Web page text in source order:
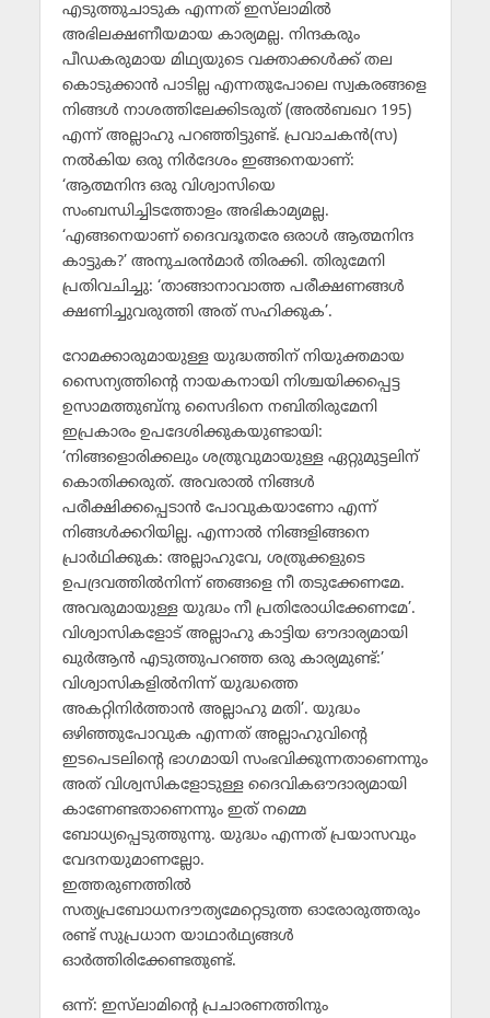
എടുത്തുചാടുക എന്നത് ഇസ്‌ലാമില്‍
അഭിലക്ഷണീയമായ കാര്യമല്ല. നിന്ദകരും
പീഡകരുമായ മിഥ്യയുടെ വക്താക്കള്‍ക്ക് തല
കൊടുക്കാന്‍ പാടില്ല എന്നതുപോലെ സ്വകരങ്ങളെ
നിങ്ങള്‍ നാശത്തിലേക്കിടരുത് (അല്‍ബഖറ 195)
എന്ന് അല്ലാഹു പറഞ്ഞിട്ടുണ്ട്. പ്രവാചകന്‍(സ)
നല്‍കിയ ഒരു നിര്‍ദേശം ഇങ്ങനെയാണ്:
‘ആത്മനിന്ദ ഒരു വിശ്വാസിയെ
സംബന്ധിച്ചിടത്തോളം അഭികാമ്യമല്ല.
‘എങ്ങനെയാണ് ദൈവദൂതരേ ഒരാള്‍ ആത്മനിന്ദ
കാട്ടുക?’ അനുചരന്‍മാര്‍ തിരക്കി. തിരുമേനി
പ്രതിവചിച്ചു: ‘താങ്ങാനാവാത്ത പരീക്ഷണങ്ങള്‍
ക്ഷണിച്ചുവരുത്തി അത് സഹിക്കുക’.
റോമക്കാരുമായുള്ള യുദ്ധത്തിന് നിയുക്തമായ
സൈന്യത്തിന്റെ നായകനായി നിശ്ചയിക്കപ്പെട്ട
ഉസാമത്തുബ്‌നു സൈദിനെ നബിതിരുമേനി
ഇപ്രകാരം ഉപദേശിക്കുകയുണ്ടായി:
‘നിങ്ങളൊരിക്കലും ശത്രുവുമായുള്ള ഏറ്റുമുട്ടലിന്
കൊതിക്കരുത്. അവരാല്‍ നിങ്ങള്‍
പരീക്ഷിക്കപ്പെടാന്‍ പോവുകയാണോ എന്ന്
നിങ്ങള്‍ക്കറിയില്ല. എന്നാല്‍ നിങ്ങളിങ്ങനെ
പ്രാര്‍ഥിക്കുക: അല്ലാഹുവേ, ശത്രുക്കളുടെ
ഉപദ്രവത്തില്‍നിന്ന് ഞങ്ങളെ നീ തടുക്കേണമേ.
അവരുമായുള്ള യുദ്ധം നീ പ്രതിരോധിക്കേണമേ’.
വിശ്വാസികളോട് അല്ലാഹു കാട്ടിയ ഔദാര്യമായി
ഖുര്‍ആന്‍ എടുത്തുപറഞ്ഞ ഒരു കാര്യമുണ്ട്:’
വിശ്വാസികളില്‍നിന്ന് യുദ്ധത്തെ
അകറ്റിനിര്‍ത്താന്‍ അല്ലാഹു മതി’. യുദ്ധം
ഒഴിഞ്ഞുപോവുക എന്നത് അല്ലാഹുവിന്റെ
ഇടപെടലിന്റെ ഭാഗമായി സംഭവിക്കുന്നതാണെന്നും
അത് വിശ്വസികളോടുള്ള ദൈവികഔദാര്യമായി
കാണേണ്ടതാണെന്നും ഇത് നമ്മെ
ബോധ്യപ്പെടുത്തുന്നു. യുദ്ധം എന്നത് പ്രയാസവും
വേദനയുമാണല്ലോ.
ഇത്തരുണത്തില്‍
സത്യപ്രബോധനദൗത്യമേറ്റെടുത്ത ഓരോരുത്തരും
രണ്ട് സുപ്രധാന യാഥാര്‍ഥ്യങ്ങള്‍
ഓര്‍ത്തിരിക്കേണ്ടതുണ്ട്.
ഒന്ന്: ഇസ്‌ലാമിന്റെ പ്രചാരണത്തിനും